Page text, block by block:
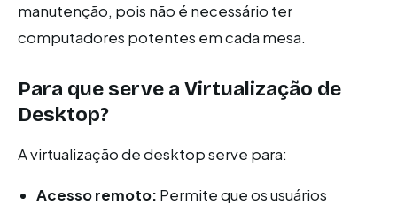
manutenção, pois não é necessário ter
computadores potentes em cada mesa.
Para que serve a Virtualização de
Desktop?
A virtualização de desktop serve para:
Acesso remoto: Permite que os usuários